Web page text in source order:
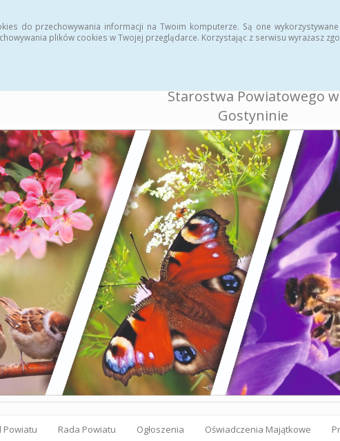
do przechowywania informacji na Twoim komputerze. Są one
plików cookies w Twojej przeglądarce. Korzystając z serwisu wyrażasz
Starostwa Powiatowego w
Gostyninie
Powiatu Rada Powiatu Ogłoszenia Oświadczenia Majątkowe